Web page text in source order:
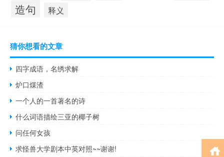
造句 释义
猜你想看的文章
四字成语，名绣求解
炉口煤渣
一个人的一首著名的诗
什么词语描绘三亚的椰子树
问任何女孩
求怪兽大学剧本中英对照~~谢谢!